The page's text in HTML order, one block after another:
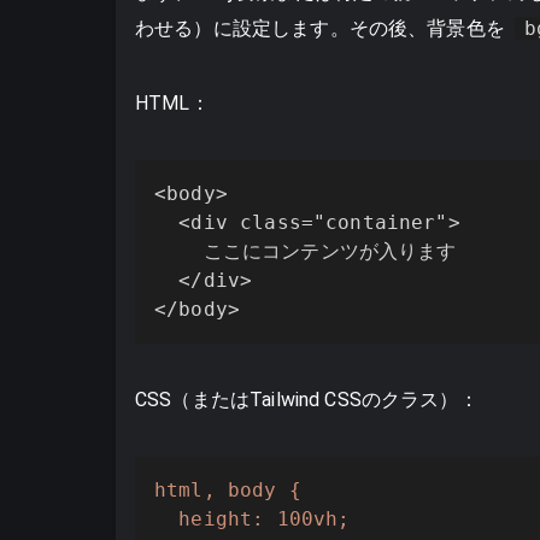
わせる）に設定します。その後、背景色を
HTML：
<body>
  <div class="container">
    ここにコンテンツが入ります
  </div>
</body>
CSS（またはTailwind CSSのクラス）：
html, body {
  height: 100vh;